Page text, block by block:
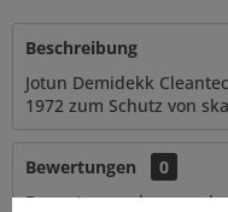
Beschreibung
Jotun Demidekk
1972 zum Schutz von
Bewertungen
0
Bewertungen lesen,